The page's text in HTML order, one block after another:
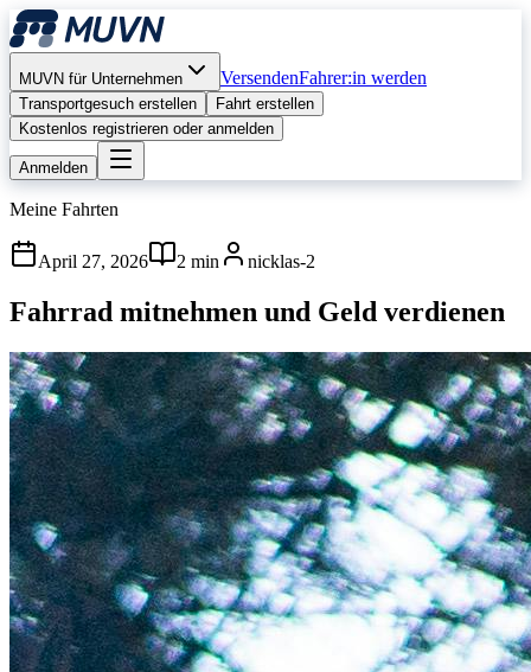
MUVN für Unternehmen VersendenFahrer:in werden
Transportgesuch erstellen
Fahrt erstellen
Kostenlos registrieren oder anmelden
Anmelden
Meine Fahrten
April 27, 2026 2 min nicklas-2
Fahrrad mitnehmen und Geld verdienen